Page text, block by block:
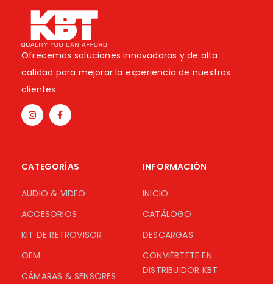
Ofrecemos soluciones innovadoras y de alta
calidad para mejorar la experiencia de nuestros
clientes.
CATEGORÍAS
AUDIO & VIDEO
ACCESORIOS
KIT DE RETROVISOR
OEM
CÁMARAS & SENSORES
INFORMACIÓN
INICIO
CATÁLOGO
DESCARGAS
CONVIÉRTETE EN
DISTRIBUIDOR KBT